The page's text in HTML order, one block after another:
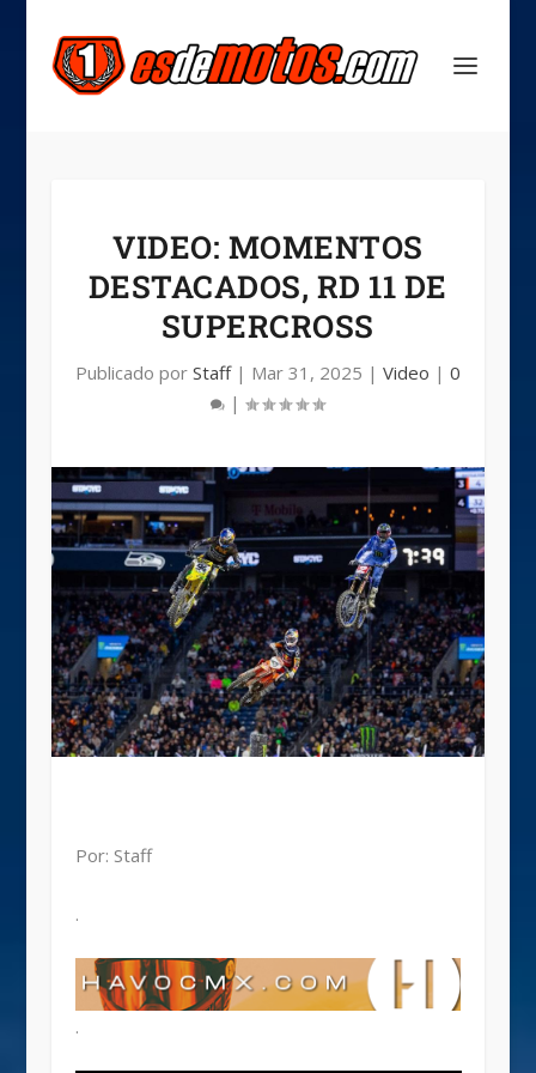
VIDEO: MOMENTOS
DESTACADOS, RD 11 DE
SUPERCROSS
Publicado por Staff| Mar 31, 2025 | Video | 0
|
Por: Staff
.
.